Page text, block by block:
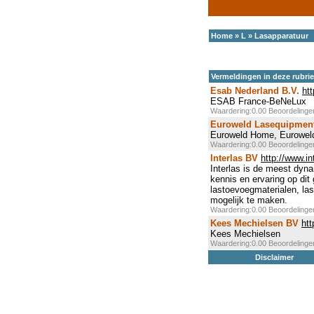
Home » L » Lasapparatuur
Vermeldingen in deze
Esab Nederland B.V.
ESAB France-BeNeLux
Waardering:0.00
Euroweld
Euroweld Home,
Waardering:0.00
Interlas BV http://
Interlas is de meest
kennis en ervaring op dit
lastoevoegmaterialen,
mogelijk te maken.
Waardering:0.00
Kees Mechielsen BV
Kees Mechielsen
Waardering:0.00
Disclaimer